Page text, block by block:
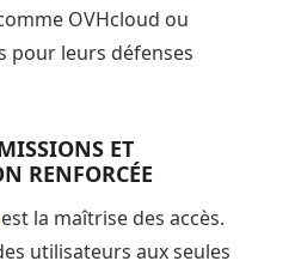
OVHcloud ou
pour leurs défenses
ET
RENFORCÉE
est la maîtrise des accès.
utilisateurs aux seules